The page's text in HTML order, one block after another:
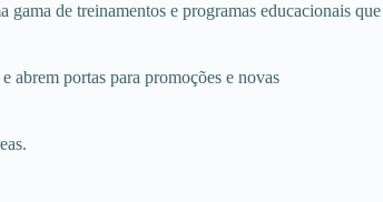
gama de treinamentos e programas educacionais que
abrem portas para promoções e novas